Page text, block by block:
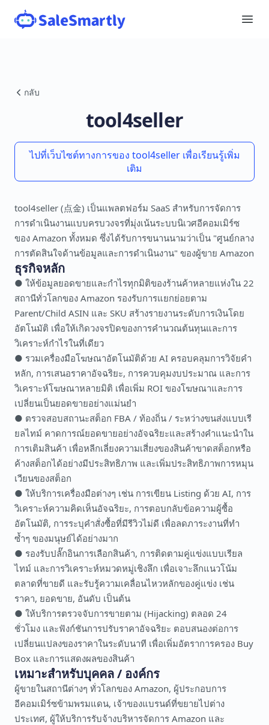
กลับ
tool4seller
ไปที่เว็บไซต์ทางการของ tool4seller เพื่อเรียนรู้เพิ่ม
เติม
tool4seller (点金) เป็นแพลตฟอร์ม SaaS สำหรับการจัดการ
การดำเนินงานแบบครบวงจรที่มุ่งเน้นระบบนิเวศอีคอมเมิร์ซ
ของ Amazon ทั้งหมด ซึ่งได้รับการขนานนามว่าเป็น "ศูนย์กลาง
การตัดสินใจด้านข้อมูลและการดำเนินงาน" ของผู้ขาย Amazon
ธุรกิจหลัก
● ให้ข้อมูลยอดขายและกำไรทุกมิติของร้านค้าหลายแห่งใน 22
สถานีทั่วโลกของ Amazon รองรับการแยกย่อยตาม
Parent/Child ASIN และ SKU สร้างรายงานระดับการเงินโดย
อัตโนมัติ เพื่อให้เกิดวงจรปิดของการคำนวณต้นทุนและการ
วิเคราะห์กำไรในที่เดียว
● รวมเครื่องมือโฆษณาอัตโนมัติด้วย AI ครอบคลุมการวิจัยคำ
หลัก, การเสนอราคาอัจฉริยะ, การควบคุมงบประมาณ และการ
วิเคราะห์โฆษณาหลายมิติ เพื่อเพิ่ม ROI ของโฆษณาและการ
เปลี่ยนเป็นยอดขายอย่างแม่นยำ
● ตรวจสอบสถานะสต็อก FBA / ท้องถิ่น / ระหว่างขนส่งแบบเรี
ยลไทม์ คาดการณ์ยอดขายอย่างอัจฉริยะและสร้างคำแนะนำใน
การเติมสินค้า เพื่อหลีกเลี่ยงความเสี่ยงของสินค้าขาดสต็อกหรือ
ค้างสต็อกได้อย่างมีประสิทธิภาพ และเพิ่มประสิทธิภาพการหมุน
เวียนของสต็อก
● ให้บริการเครื่องมือต่างๆ เช่น การเขียน Listing ด้วย AI, การ
วิเคราะห์ความคิดเห็นอัจฉริยะ, การตอบกลับข้อความผู้ซื้อ
อัตโนมัติ, การระบุคำสั่งซื้อที่มีรีวิวไม่ดี เพื่อลดภาระงานที่ทำ
ซ้ำๆ ของมนุษย์ได้อย่างมาก
● รองรับปลั๊กอินการเลือกสินค้า, การติดตามคู่แข่งแบบเรียล
ไทม์ และการวิเคราะห์หมวดหมู่เชิงลึก เพื่อเจาะลึกแนวโน้ม
ตลาดที่ขายดี และรับรู้ความเคลื่อนไหวหลักของคู่แข่ง เช่น
ราคา, ยอดขาย, อันดับ เป็นต้น
● ให้บริการตรวจจับการขายตาม (Hijacking) ตลอด 24
ชั่วโมง และฟังก์ชันการปรับราคาอัจฉริยะ ตอบสนองต่อการ
เปลี่ยนแปลงของราคาในระดับนาที เพื่อเพิ่มอัตราการครอง Buy
Box และการแสดงผลของสินค้า
เหมาะสำหรับบุคคล / องค์กร
ผู้ขายในสถานีต่างๆ ทั่วโลกของ Amazon, ผู้ประกอบการ
อีคอมเมิร์ซข้ามพรมแดน, เจ้าของแบรนด์ที่ขยายไปต่าง
ประเทศ, ผู้ให้บริการรับจ้างบริหารจัดการ Amazon และ